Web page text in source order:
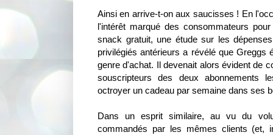
Ainsi en arrive-t-on aux saucisses ! En
l'intérêt marqué des consommateurs
snack gratuit, une étude sur les
privilégiés antérieurs a révélé que Greggs
genre d'achat. Il devenait alors évident de
souscripteurs des deux abonnements
octroyer un cadeau par semaine dans ses
Dans un esprit similaire, au vu du
commandés par les mêmes clients (et,